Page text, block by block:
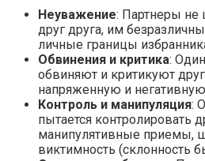
Неуважение: Партнеры не
друг друга, им
личные границы
Обвинения и критика:
обвиняют и критикуют
напряженную и
Контроль и манипуляция:
пытается контролировать
манипулятивные приемы,
виктимность (склонность